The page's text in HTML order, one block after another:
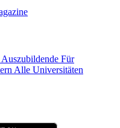
Für
Alle Universitäten